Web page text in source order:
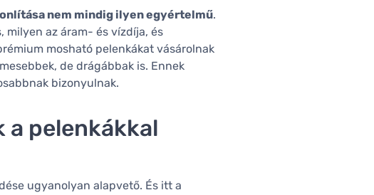
nem mindig ilyen egyértelmű.
milyen az áram- és vízdíja, és
mosható pelenkákat vásárolnak
de drágábbak is. Ennek
bizonyulnak.
a pelenkákkal
ugyanolyan alapvető. És itt a